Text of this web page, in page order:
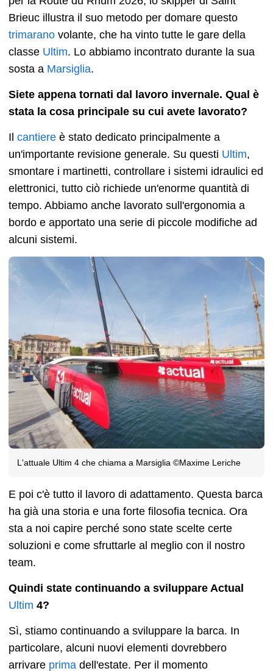
Brieuc illustra il suo metodo per domare questo
trimarano volante, che ha vinto tutte le gare della
classe Ultim. Lo abbiamo incontrato durante la sua
sosta a Marsiglia.
Siete appena tornati dal lavoro invernale. Qual è
stata la cosa principale su cui avete lavorato?
Il cantiere è stato dedicato principalmente a
un'importante revisione generale. Su questi Ultim,
smontare i martinetti, controllare i sistemi idraulici ed
elettronici, tutto ciò richiede un'enorme quantità di
tempo. Abbiamo anche lavorato sull'ergonomia a
bordo e apportato una serie di piccole modifiche ad
alcuni sistemi.
L'attuale Ultim 4 che chiama a Marsiglia ©Maxime Leriche
E poi c'è tutto il lavoro di adattamento. Questa barca
ha già una storia e una forte filosofia tecnica. Ora
sta a noi capire perché sono state scelte certe
soluzioni e come sfruttarle al meglio con il nostro
team.
Quindi state continuando a sviluppare Actual
Ultim 4?
Sì, stiamo continuando a sviluppare la barca. In
particolare, alcuni nuovi elementi dovrebbero
arrivare prima dell'estate. Per il momento